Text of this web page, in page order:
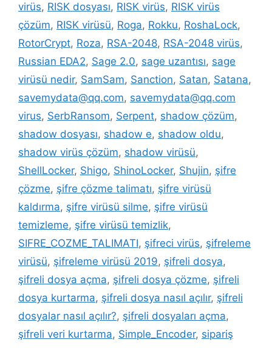
virüs, RISK dosyası, RISK virüs, RISK virüs
çözüm, RISK virüsü, Roga, Rokku, RoshaLock,
RotorCrypt, Roza, RSA-2048, RSA-2048 virüs,
Russian EDA2, Sage 2.0, sage uzantısı, sage
virüsü nedir, SamSam, Sanction, Satan, Satana,
savemydata@qq.com, savemydata@qq.com
virus, SerbRansom, Serpent, shadow çözüm,
shadow dosyası, shadow e, shadow oldu,
shadow virüs çözüm, shadow virüsü,
ShellLocker, Shigo, ShinoLocker, Shujin, şifre
çözme, şifre çözme talimatı, şifre virüsü
kaldırma, şifre virüsü silme, şifre virüsü
temizleme, şifre virüsü temizlik,
SIFRE_COZME_TALIMATI, şifreci virüs, şifreleme
virüsü, şifreleme virüsü 2019, şifreli dosya,
şifreli dosya açma, şifreli dosya çözme, şifreli
dosya kurtarma, şifreli dosya nasıl açılır, şifreli
dosyalar nasıl açılır?, şifreli dosyaları açma,
şifreli veri kurtarma, Simple_Encoder, sipariş